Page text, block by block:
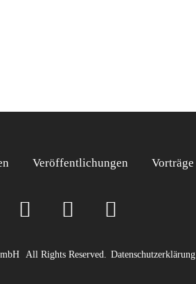
Veröffentlichungen Vorträge
All Rights Reserved. Datenschutzerklärung